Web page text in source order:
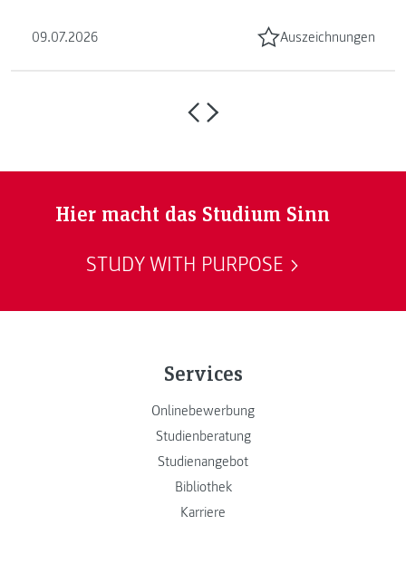
09.07.2026 Auszeichnungen
Hier macht das Studium Sinn
STUDY WITH PURPOSE
Services
Onlinebewerbung
Studienberatung
Studienangebot
Bibliothek
Karriere